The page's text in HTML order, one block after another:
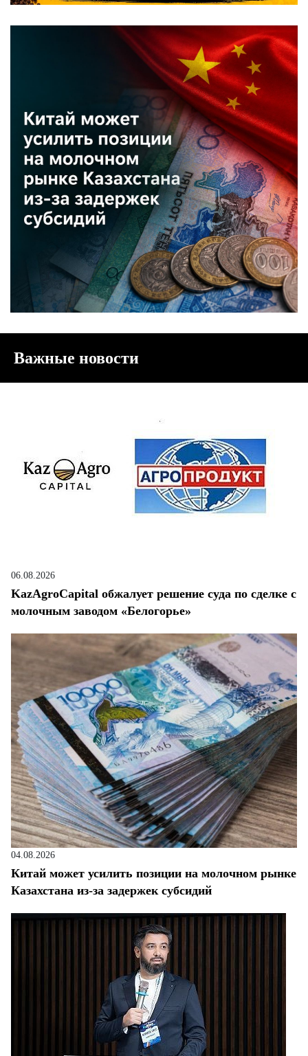
Важные новости
06.08.2026
KazAgroCapital обжалует решение суда по сделке с
молочным заводом «Белогорье»
04.08.2026
Китай может усилить позиции на молочном рынке
Казахстана из-за задержек субсидий